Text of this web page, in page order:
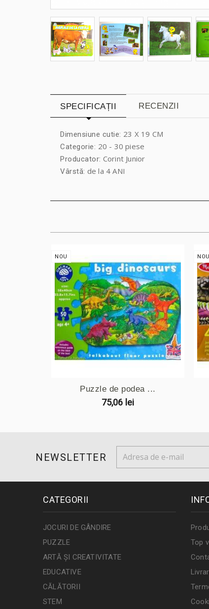
SPECIFICAȚII RECENZII
Dimensiune cutie: 23 X 19 CM
Categorie: 20 - 30 piese
Producator: Corint Junior
Vârstă: de la 4 ANI
NOU
Puzzle de podea ...
75,06 lei
NOU
NEWSLETTER
CATEGORII
JOCURI DE GÂNDIRE
PUZZLE
ARTĂ ȘI CREATIVITATE
EDUCATIVE
CĂLĂTORII
STEM
Top